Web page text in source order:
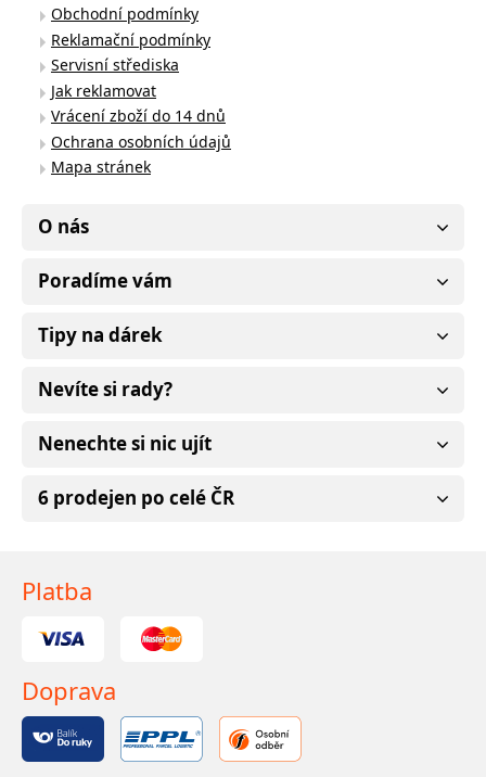
Obchodní podmínky
Reklamační podmínky
Servisní střediska
Jak reklamovat
Vrácení zboží do 14 dnů
Ochrana osobních údajů
Mapa stránek
O nás
Poradíme vám
Tipy na dárek
Nevíte si rady?
Nenechte si nic ujít
6 prodejen po celé ČR
Platba
Doprava